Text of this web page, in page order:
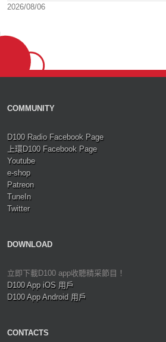
2026/08/06
COMMUNITY
D100 Radio Facebook Page
上環D100 Facebook Page
Youtube
e-shop
Patreon
TuneIn
Twitter
DOWNLOAD
立即下載D100 app收聽精采節目！
D100 App iOS 用戶
D100 App Android 用戶
CONTACTS